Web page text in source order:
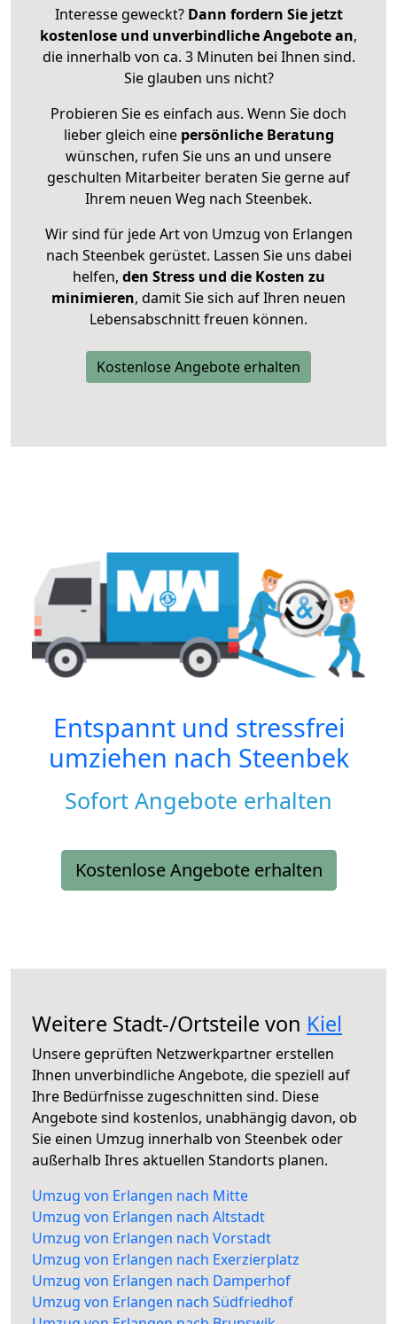
Interesse geweckt? Dann fordern Sie jetzt
kostenlose und unverbindliche Angebote an,
die innerhalb von ca. 3 Minuten bei Ihnen sind.
Sie glauben uns nicht?
Probieren Sie es einfach aus. Wenn Sie doch
lieber gleich eine persönliche Beratung
wünschen, rufen Sie uns an und unsere
geschulten Mitarbeiter beraten Sie gerne auf
Ihrem neuen Weg nach Steenbek.
Wir sind für jede Art von Umzug von Erlangen
nach Steenbek gerüstet. Lassen Sie uns dabei
helfen, den Stress und die Kosten zu
minimieren, damit Sie sich auf Ihren neuen
Lebensabschnitt freuen können.
Kostenlose Angebote erhalten
Entspannt und stressfrei
umziehen nach Steenbek
Sofort Angebote erhalten
Kostenlose Angebote erhalten
Weitere Stadt-/Ortsteile von Kiel
Unsere geprüften Netzwerkpartner erstellen
Ihnen unverbindliche Angebote, die speziell auf
Ihre Bedürfnisse zugeschnitten sind. Diese
Angebote sind kostenlos, unabhängig davon, ob
Sie einen Umzug innerhalb von Steenbek oder
außerhalb Ihres aktuellen Standorts planen.
Umzug von Erlangen nach Mitte
Umzug von Erlangen nach Altstadt
Umzug von Erlangen nach Vorstadt
Umzug von Erlangen nach Exerzierplatz
Umzug von Erlangen nach Damperhof
Umzug von Erlangen nach Südfriedhof